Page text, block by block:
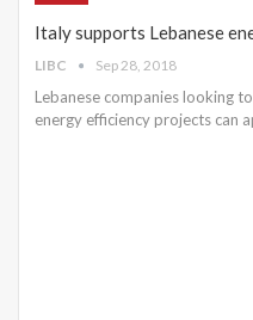
Italy supports Lebanese
LIBC Sep 28, 2018
Lebanese companies looking
energy efficiency projects can